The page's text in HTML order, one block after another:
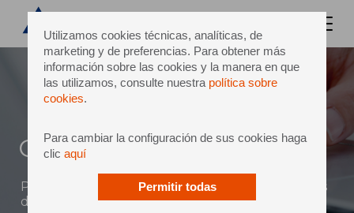
Utilizamos cookies técnicas, analíticas, de
marketing y de preferencias. Para obtener más
información sobre las cookies y la manera en que
las utilizamos, consulte nuestra política sobre
cookies.
Para cambiar la configuración de sus cookies haga
clic aquí
Permitir todas
Contacto
Puede enviar un mensaje directo a Sidel a través
del siguiente formulario